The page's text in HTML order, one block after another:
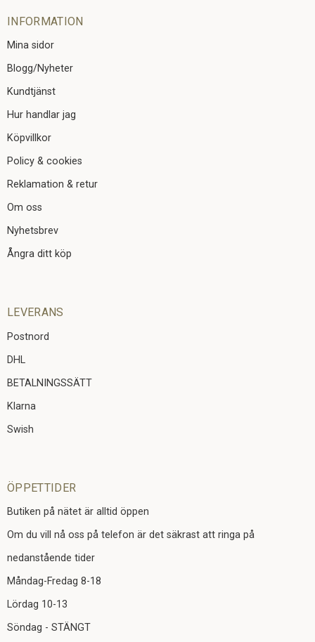
INFORMATION
Mina sidor
Blogg/Nyheter
Kundtjänst
Hur handlar jag
Köpvillkor
Policy & cookies
Reklamation & retur
Om oss
Nyhetsbrev
Ångra ditt köp
LEVERANS
Postnord
DHL
BETALNINGSSÄTT
Klarna
Swish
ÖPPETTIDER
Butiken på nätet är alltid öppen
Om du vill nå oss på telefon är det säkrast att ringa på
nedanstående tider
Måndag-Fredag 8-18
Lördag 10-13
Söndag - STÄNGT